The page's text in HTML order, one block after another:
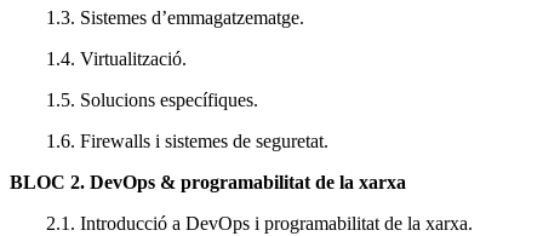
1.3. Sistemes d’emmagatzematge.
1.4. Virtualització.
1.5. Solucions específiques.
1.6. Firewalls i sistemes de seguretat.
BLOC 2. DevOps & programabilitat de la xarxa
2.1. Introducció a DevOps i programabilitat de la xarxa.